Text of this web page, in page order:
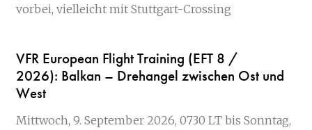
vorbei, vielleicht mit Stuttgart-Crossing
VFR European Flight Training (EFT 8 /
2026): Balkan – Drehangel zwischen Ost und
West
Mittwoch, 9. September 2026, 0730 LT bis Sonntag,